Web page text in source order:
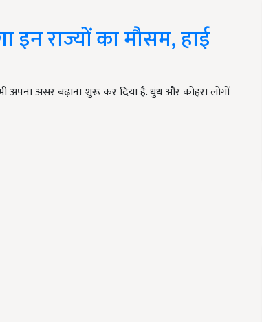
राज्यों का मौसम, हाई
अपना असर बढ़ाना शुरू कर दिया है. धुंध और कोहरा लोगों